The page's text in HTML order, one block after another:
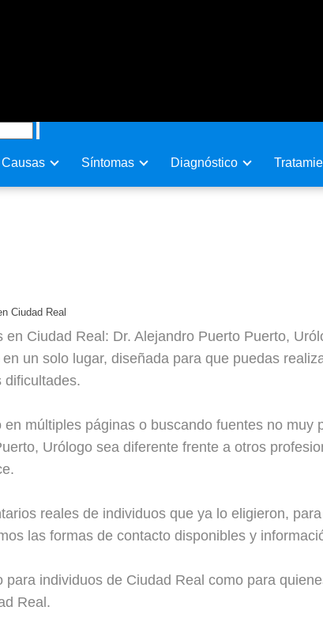
Causas Sí­ntomas Diagnóstico
Ciudad Real
Ciudad Real: Dr. Alejandro Puerto Puerto,
un solo lugar, diseñada para que puedas
dificultades.
múltiples páginas o buscando fuentes no muy
Urólogo sea diferente frente a otros
reales de individuos que ya lo eligieron,
las formas de contacto disponibles y
individuos de Ciudad Real como para
Real.